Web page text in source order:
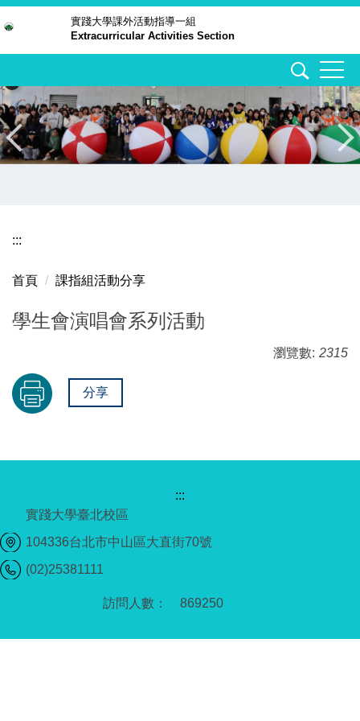
主
內
容
區
實踐大學課外活動指導一組
Extracurricular Activities Section
:::
首頁 課指組活動分享
學生會演唱會系列活動
瀏覽數: 2315
分享
869250
:::
實踐大學臺北校區
104336台北市中山區大直街70號
(02)25381111